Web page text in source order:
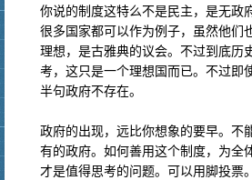
你说的制度这特么不是民主，是无政
很多国家都可以作为例子，虽然他们
理想，是古雅典的议会。不过到底历
考，这只是一个理想国而已。不过即
半句政府不存在。
政府的出现，远比你想象的要早。不
有的政府。如何善用这个制度，为全
才是值得思考的问题。可以用脚投票。